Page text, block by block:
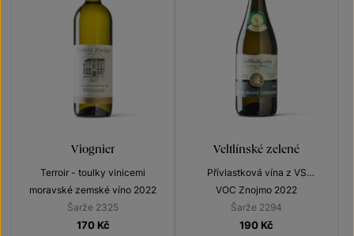
Viognier
Terroir - toulky vinicemi
moravské zemské víno 2022
Šarže 2325
170 Kč
Veltlínské zelené
Přívlastková vína z VS
Lechovice
VOC Znojmo 2022
Šarže 2294
190 Kč